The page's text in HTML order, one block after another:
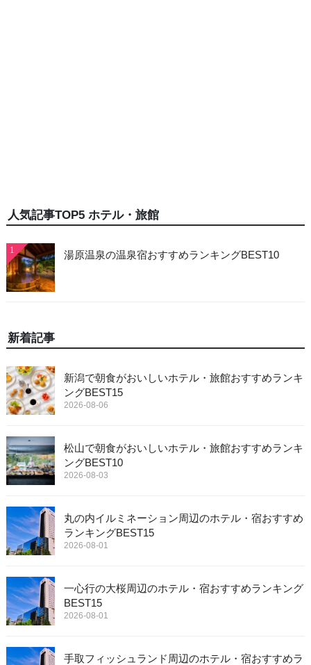
人気記事TOP5 ホテル・旅館
1 湯原温泉の温泉宿おすすめランキングBEST10
新着記事
新潟で朝食がおいしいホテル・旅館おすすめランキ
ングBEST15
2026-08-06
松山で朝食がおいしいホテル・旅館おすすめランキ
ングBEST10
2026-08-03
丸の内イルミネーション周辺のホテル・宿おすすめ
ランキングBEST15
2026-08-01
一心行の大桜周辺のホテル・宿おすすめランキング
BEST15
2026-08-01
手取フィッシュランド周辺のホテル・宿おすすめラ